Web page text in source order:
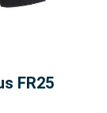
FR25